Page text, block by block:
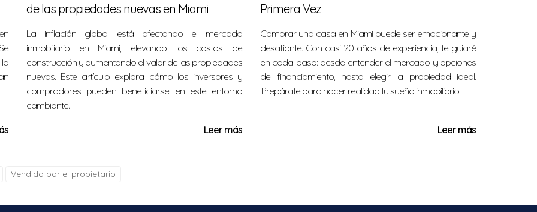
este proceso, aquí hay tres casos prácticos que destacan diferentes enfoques:
su primera casa. Después de investigar sobre las tendencias del mercado y consultar
asequible en Little Havana. Gracias a un préstamo FHA, pudieron mudarse sin
y logró negociar un excelente precio." - Caso 2
fuente de ingresos pasivos. Buscando propiedades en Westchester, encontró una casa que
de las propiedades nuevas en Miami
La inflación global está afectando el mercado
inmobiliario en Miami, elevando los costos de
construcción y aumentando el valor de las propiedades
nuevas. Este artículo explora cómo los inversores y
compradores pueden beneficiarse en este entorno
cambiante.
Leer más
Primera Vez
Comprar una casa en Miami puede ser emocionante y
desafiante. Con casi 20 años de experiencia, te guiaré
en cada paso: desde entender el mercado y opciones
de financiamiento, hasta elegir la propiedad ideal.
¡Prepárate para hacer realidad tu sueño inmobiliario!
Leer más
Vendido por el propietario